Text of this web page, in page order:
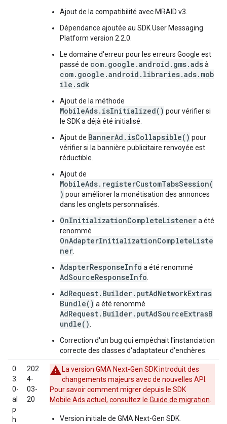
Ajout de la compatibilité avec MRAID v3.
Dépendance ajoutée au SDK User Messaging
Platform version 2.2.0.
Le domaine d'erreur pour les erreurs Google est
passé de com.google.android.gms.adsà
com.google.android.libraries.ads.mob
ile.sdk
Ajout de la méthode
MobileAds.isInitialized() pour vérifier si
le SDK a déjà été initialisé.
Ajout de BannerAd.isCollapsible() pour
vérifier si la bannière publicitaire renvoyée est
réductible.
Ajout de
MobileAds.registerCustomTabsSession(
) pour améliorer la monétisation des annonces
dans les onglets personnalisés.
OnInitializationCompleteListenera été
renommé
OnAdapterInitializationCompleteListe
ner
AdapterResponseInfo a été renommé
AdSourceResponseInfo
AdRequest.Builder.putAdNetworkExtras
Bundle() a été renommé
AdRequest.Builder.putAdSourceExtrasB
undle()
Correction d'un bug qui empêchait l'instanciation
correcte des classes d'adaptateur d'enchères.
0.
3.
0-
al
p
h
202
4-
03-
20
La version GMA Next-Gen SDKintroduit des
changements majeurs avec de nouvelles API.
Pour savoir comment migrer depuis le SDK
Mobile Ads actuel, consultez le Guide de migration
Version initiale de GMA Next-Gen SDK